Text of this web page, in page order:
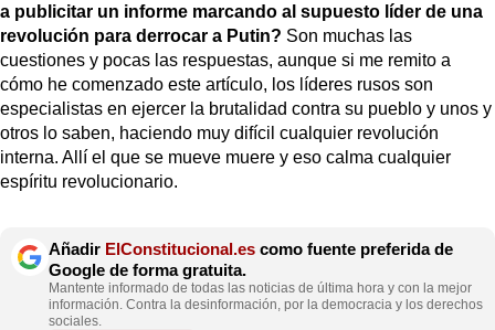
a publicitar un informe marcando al supuesto líder de una
revolución para derrocar a Putin? Son muchas las
cuestiones y pocas las respuestas, aunque si me remito a
cómo he comenzado este artículo, los líderes rusos son
especialistas en ejercer la brutalidad contra su pueblo y unos y
otros lo saben, haciendo muy difícil cualquier revolución
interna. Allí el que se mueve muere y eso calma cualquier
espíritu revolucionario.
Añadir ElConstitucional.es como fuente preferida de
Google de forma gratuita.
Mantente informado de todas las noticias de última hora y con la mejor
información. Contra la desinformación, por la democracia y los derechos
sociales.